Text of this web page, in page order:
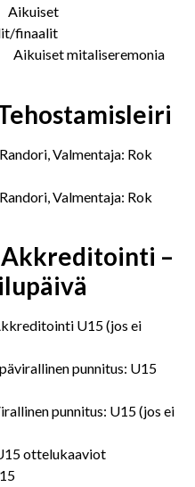
finaalit
mitaliseremonia
Valmentaja: Rok
Valmentaja: Rok
Akkreditointi –
U15 (jos ei
punnitus: U15
punnitus: U15 (jos ei